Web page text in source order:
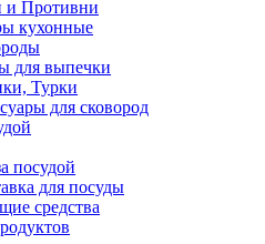
и Противни
кухонные
для выпечки
Турки
для сковород
посудой
для посуды
средства